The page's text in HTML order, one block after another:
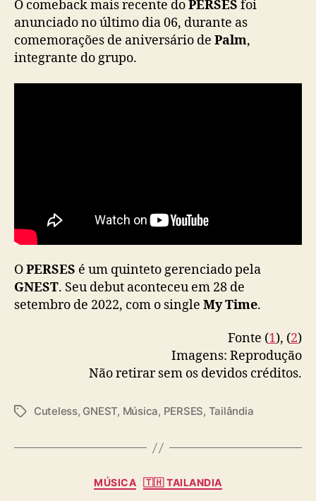
m
o
s
s
s
”
O comeback mais recente doPERSES foi
anunciado no último dia 06, durante as
comemorações de aniversário de Palm,
integrante do grupo.
OPERSES é um quinteto gerenciado pela
GNEST. Seu debut aconteceu em 28 de
setembro de 2022, com o single My Time.
Fonte (1), (2)
Imagens: Reprodução
Não retirar sem os devidos créditos.
T
Cuteless, GNEST, Música, PERSES, Tailândia
C
MÚSICA 🇹🇭 TAILANDIA